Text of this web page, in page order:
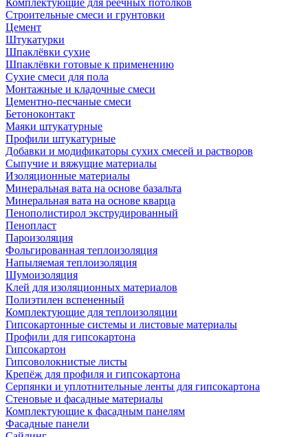
Комплектующие для реечных потолков
Строительные смеси и грунтовки
Цемент
Штукатурки
Шпаклёвки сухие
Шпаклёвки готовые к применению
Сухие смеси для пола
Монтажные и кладочные смеси
Цементно-песчаные смеси
Бетоноконтакт
Маяки штукатурные
Профили штукатурные
Добавки и модификаторы сухих смесей и растворов
Сыпучие и вяжущие материалы
Изоляционные материалы
Минеральная вата на основе базальта
Минеральная вата на основе кварца
Пенополистирол экструдированный
Пенопласт
Пароизоляция
Фольгированная теплоизоляция
Напыляемая теплоизоляция
Шумоизоляция
Клей для изоляционных материалов
Полиэтилен вспененный
Комплектующие для теплоизоляции
Гипсокартонные системы и листовые материалы
Профили для гипсокартона
Гипсокартон
Гипсоволокнистые листы
Крепёж для профиля и гипсокартона
Серпянки и уплотнительные ленты для гипсокартона
Стеновые и фасадные материалы
Комплектующие к фасадным панелям
Фасадные панели